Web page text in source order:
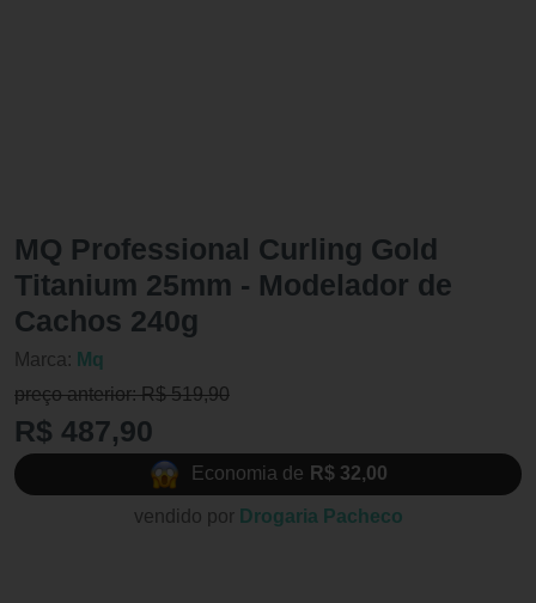
MQ Professional Curling Gold
Titanium 25mm - Modelador de
Cachos 240g
Marca: Mq
preço anterior: R$ 519,90
R$ 487,90
Economia de R$ 32,00
vendido por Drogaria Pacheco